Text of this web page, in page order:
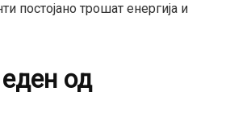
постојано трошат енергија и
од